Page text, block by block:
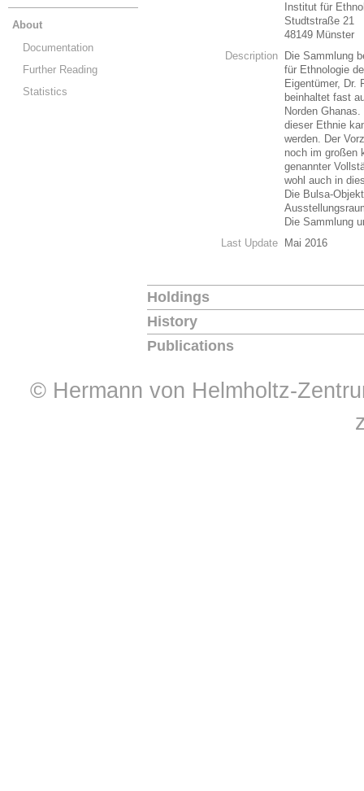
About
Documentation
Further Reading
Statistics
Institut für
Studtstraße 21
48149 Münster
Description
Die Sammlung
für Ethnologie
Eigentümer, Dr.
beinhaltet fast
Norden
dieser Ethnie
werden. Der
noch im großen
genannter
wohl auch in
Die Bulsa-
Die Sammlung
Last Update
Mai 2016
Holdings
History
Publications
© Hermann von Helmholtz-